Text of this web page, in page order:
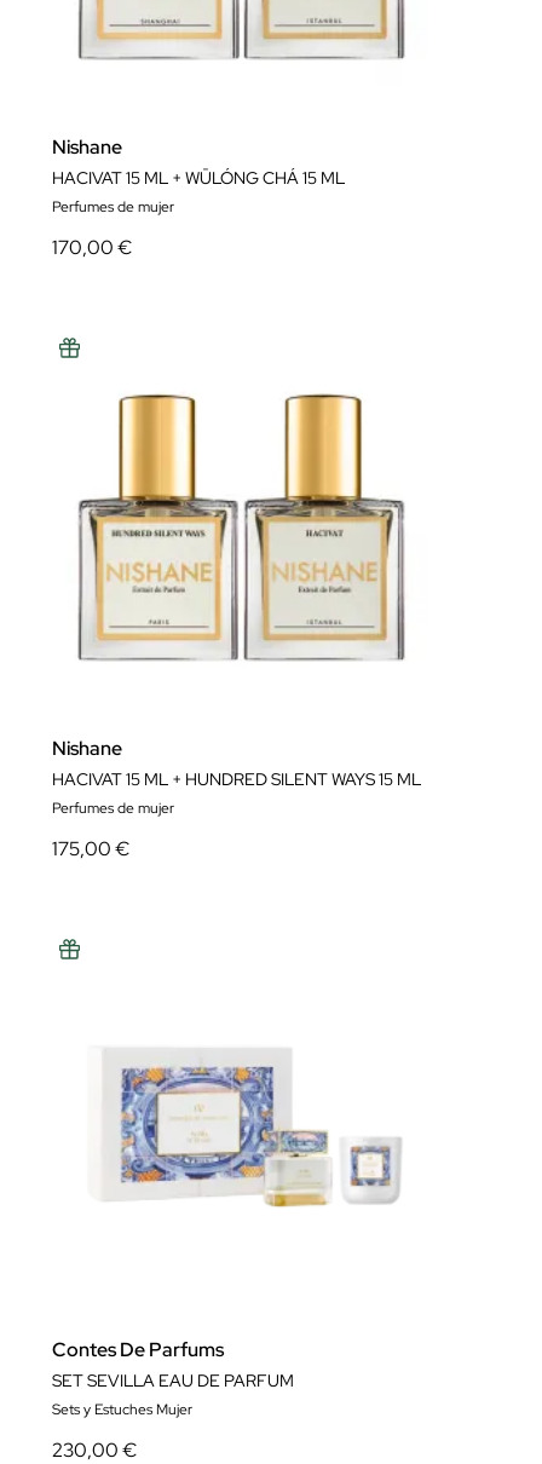
Nishane
HACIVAT 15 ML + WŪLÓNG CHÁ 15 ML
Perfumes de mujer
170,00 €
Nishane
HACIVAT 15 ML + HUNDRED SILENT WAYS 15 ML
Perfumes de mujer
175,00 €
Contes De Parfums
SET SEVILLA EAU DE PARFUM
Sets y Estuches Mujer
230,00 €